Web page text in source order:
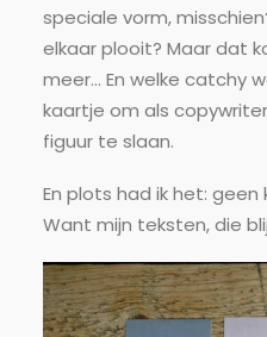
speciale vorm,
elkaar plooit? Maar dat
meer… En welke catchy
kaartje om als
figuur te slaan.
En plots had ik het: geen
Want mijn teksten, die